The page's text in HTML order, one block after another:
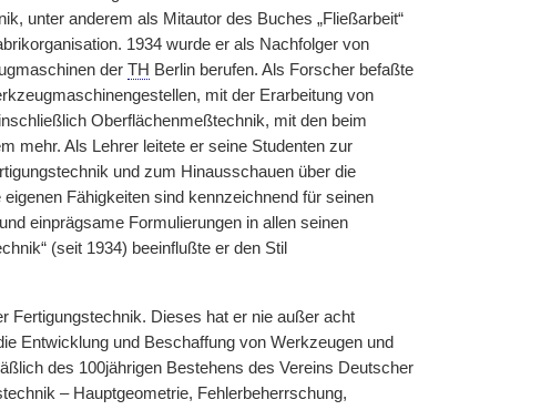
unter anderem als Mitautor des Buches „Fließarbeit“
1934 wurde er als Nachfolger von
der TH Berlin berufen. Als Forscher befaßte
mit der Erarbeitung von
Oberflächenmeßtechnik, mit den beim
mehr. Als Lehrer leitete er seine Studenten zur
und zum Hinausschauen über die
Fähigkeiten sind kennzeichnend für seinen
einprägsame Formulierungen in allen seinen
(seit 1934) beeinflußte er den Stil
Fertigungstechnik. Dieses hat er nie außer acht
Entwicklung und Beschaffung von Werkzeugen und
des 100jährigen Bestehens des Vereins Deutscher
– Hauptgeometrie, Fehlerbeherrschung,